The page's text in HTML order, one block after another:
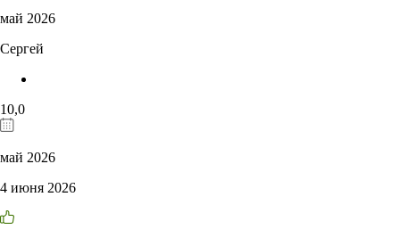
май 2026
Сергей
10,0
май 2026
4 июня 2026